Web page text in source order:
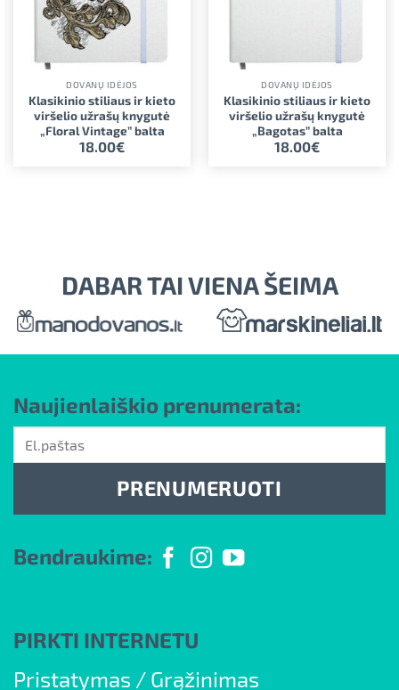
DOVANŲ IDĖJOS
Klasikinio stiliaus ir kieto
viršelio užrašų knygutė
„Floral Vintage” balta
18.00€
DOVANŲ IDĖJOS
Klasikinio stiliaus ir kieto
viršelio užrašų knygutė
„Bagotas” balta
18.00€
DABAR TAI VIENA ŠEIMA
Naujienlaiškio prenumerata:
PRENUMERUOTI
Bendraukime:
PIRKTI INTERNETU
Pristatymas / Grąžinimas